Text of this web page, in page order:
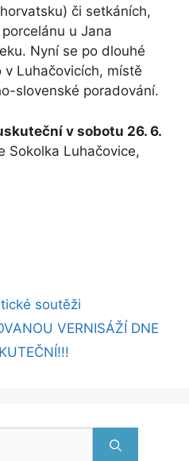
či setkáních,
u Jana
Nyní se po dlouhé
Luhačovicích, místě
slovenské poradování.
v sobotu 26. 6.
Sokolka Luhačovice,
soutěži
VERNISÁŽÍ DNE